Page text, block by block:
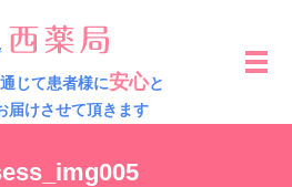
じて患者様に安心と
届けさせて頂きます
メ